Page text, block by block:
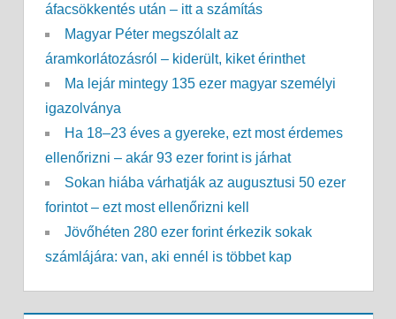
áfacsökkentés után – itt a számítás
Magyar Péter megszólalt az
áramkorlátozásról – kiderült, kiket érinthet
Ma lejár mintegy 135 ezer magyar személyi
igazolványa
Ha 18–23 éves a gyereke, ezt most érdemes
ellenőrizni – akár 93 ezer forint is járhat
Sokan hiába várhatják az augusztusi 50 ezer
forintot – ezt most ellenőrizni kell
Jövőhéten 280 ezer forint érkezik sokak
számlájára: van, aki ennél is többet kap